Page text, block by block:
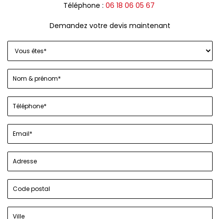
Téléphone : 06 18 06 05 67
Demandez votre devis maintenant